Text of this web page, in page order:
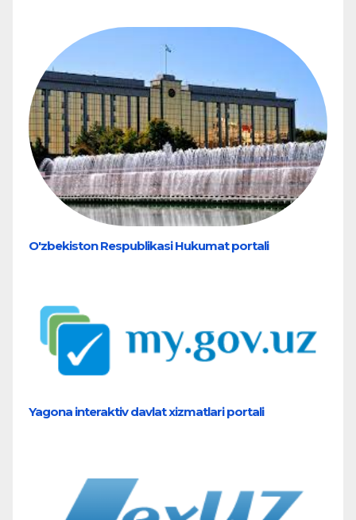
O'zbekiston Respublikasi Hukumat portali
Yagona interaktiv davlat xizmatlari portali